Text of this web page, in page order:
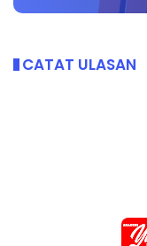
CATAT ULASAN